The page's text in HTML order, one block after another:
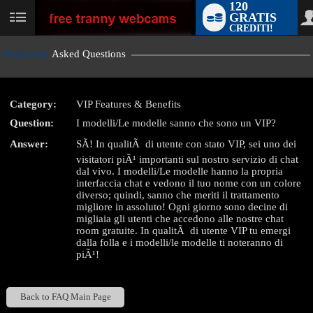
User
120
GRATIS
CREDITI!
Frequently Asked Questions
Category:
VIP Features & Benefits
Question:
I modelli/Le modelle sanno che sono un VIP?
Answer:
SÃ! In qualitÃ di utente con stato VIP, sei uno dei
visitatori piÃ¹ importanti sul nostro servizio di chat
dal vivo. I modelli/Le modelle hanno la propria
interfaccia chat e vedono il tuo nome con un colore
diverso; quindi, sanno che meriti il trattamento
migliore in assoluto! Ogni giorno sono decine di
migliaia gli utenti che accedono alle nostre chat
room gratuite. In qualitÃ di utente VIP tu emergi
dalla folla e i modelli/le modelle ti noteranno di
piÃ¹!
Back to FAQ Main Page
LIMITED TIME OFFER!